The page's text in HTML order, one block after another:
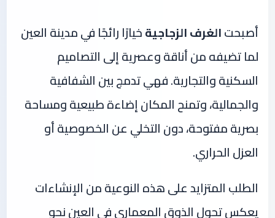
أصبحتالغرف الزجاجيةخيارًا رائجًا في مدينة العين
لما تضيفه من أناقة وعصرية إلى التصاميم
السكنية والتجارية. فهي تدمج بين الشفافية
والجمالية، وتمنح المكان إضاءة طبيعية ومساحة
بصرية مفتوحة، دون التخلي عن الخصوصية أو
العزل الحراري.
الطلب المتزايد على هذه النوعية من الإنشاءات
يعكس تحول الذوق المعماري في العين نحو